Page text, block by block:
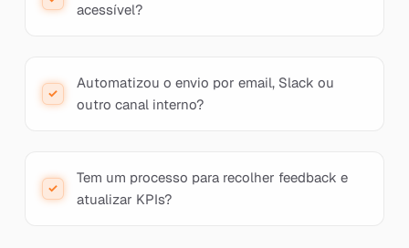
acessível?
Automatizou o envio por email, Slack ou
outro canal interno?
Tem um processo para recolher feedback e
atualizar KPIs?